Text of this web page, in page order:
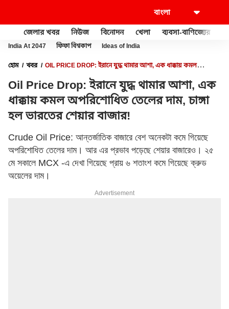
জেলার খবর নিউজ বিনোদন খেলা ব্যবসা-বাণিজ্যের
India At 2047 ফিফা বিশ্বকাপ Ideas of India
হোম খবর
OIL PRICE DROP: ইরানে যুদ্ধ থামার আশা, এক ধাক্কায় কমল
Oil Price Drop: ইরানে যুদ্ধ থামার আশা, এক
ধাক্কায় কমল অপরিশোধিত তেলের দাম, চাঙ্গা
হল ভারতের শেয়ার বাজার!
Crude Oil Price: আন্তর্জাতিক বাজারে বেশ অনেকটা কমে গিয়েছে
অপরিশোধিত তেলের দাম। আর এর প্রভাব পড়েছে শেয়ার বাজারেও। ২৫
মে সকালে MCX -এ দেখা গিয়েছে প্রায় ৬ শতাংশ কমে গিয়েছে ক্রুড
অয়েলের দাম।
Advertisement